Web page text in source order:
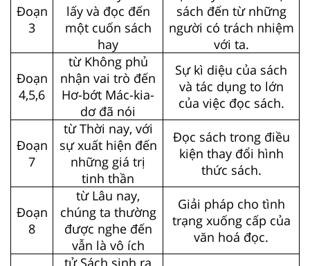
Đoạn
3
lấy và đọc đến
một cuốn sách
hay
sách đến từ những
người có trách nhiệm
với ta.
Đoạn
4,5,6
từ Không phủ
nhận vai trò đến
Hơ-bớt Mác-kia-
dơ đã nói
Sự kì diệu của sách
và tác dụng to lớn
của việc đọc sách.
Đoạn
7
từ Thời nay, với
sự xuất hiện đến
những giá trị
tinh thần
Đọc sách trong điều
kiện thay đổi hình
thức sách.
Đoạn
8
từ Lâu nay,
chúng ta thường
được nghe đến
vẫn là vô ích
Giải pháp cho tình
trạng xuống cấp của
văn hoá đọc.
tử Sách sinh ra